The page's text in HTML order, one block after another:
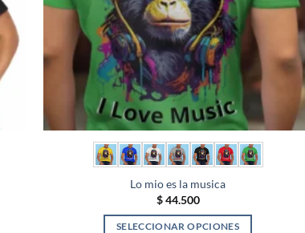
Lo mio es la musica
$44.500
SELECCIONAR OPCIONES